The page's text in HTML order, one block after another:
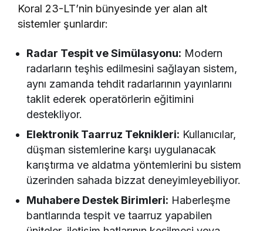
Koral 23-LT’nin bünyesinde yer alan alt
sistemler şunlardır:
Radar Tespit ve Simülasyonu: Modern
radarların teşhis edilmesini sağlayan sistem,
aynı zamanda tehdit radarlarının yayınlarını
taklit ederek operatörlerin eğitimini
destekliyor.
Elektronik Taarruz Teknikleri: Kullanıcılar,
düşman sistemlerine karşı uygulanacak
karıştırma ve aldatma yöntemlerini bu sistem
üzerinden sahada bizzat deneyimleyebiliyor.
Muhabere Destek Birimleri: Haberleşme
bantlarında tespit ve taarruz yapabilen